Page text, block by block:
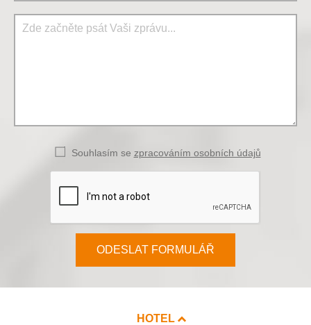
Souhlasím se zpracováním osobních údajů
ODESLAT FORMULÁŘ
HOTEL